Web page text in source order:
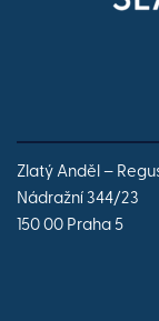
Zlatý Anděl –
Nádražní 344/23
150 00 Praha 5